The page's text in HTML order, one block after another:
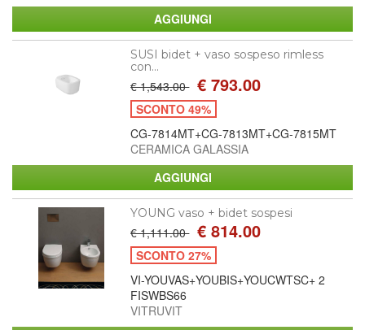
SUSI bidet + vaso sospeso rimless
con...
€ 1,543.00 € 793.00
SCONTO 49%
CG-7814MT+CG-7813MT+CG-7815MT
CERAMICA GALASSIA
YOUNG vaso + bidet sospesi
€ 1,111.00 € 814.00
SCONTO 27%
VI-YOUVAS+YOUBIS+YOUCWTSC+ 2
FISWBS66
VITRUVIT